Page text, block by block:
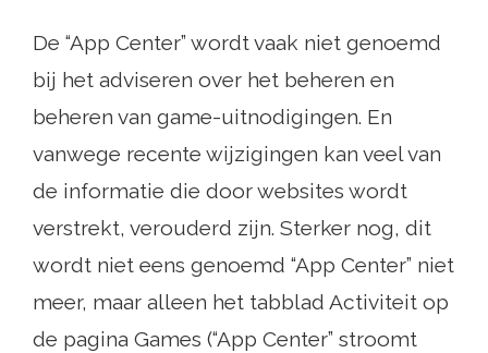
De “App Center” wordt vaak niet genoemd
bij het adviseren over het beheren en
beheren van game-uitnodigingen. En
vanwege recente wijzigingen kan veel van
de informatie die door websites wordt
verstrekt, verouderd zijn. Sterker nog, dit
wordt niet eens genoemd “App Center” niet
meer, maar alleen het tabblad Activiteit op
de pagina Games (“App Center” stroomt